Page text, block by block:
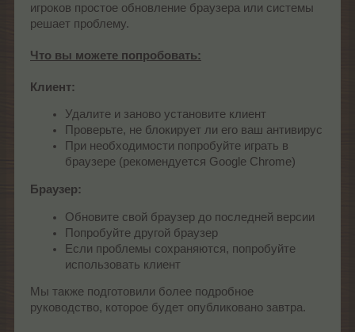
игроков простое обновление браузера или системы
решает проблему.
Что вы можете попробовать:
Клиент:
Удалите и заново установите клиент
Проверьте, не блокирует ли его ваш антивирус
При необходимости попробуйте играть в
браузере (рекомендуется Google Chrome)
Браузер:
Обновите свой браузер до последней версии
Попробуйте другой браузер
Если проблемы сохраняются, попробуйте
использовать клиент
Мы также подготовили более подробное
руководство, которое будет опубликовано завтра.